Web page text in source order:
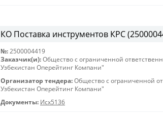
КО Поставка инструментов КРС
№: 2500004419
Заказчик(и): Общество с ограниченной
Узбекистан Оперейтинг Компани"
Организатор тендера: Общество с ограниченной
Узбекистан Оперейтинг Компани"
Документы: Исх5136